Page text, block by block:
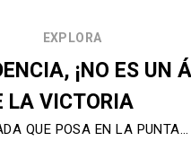
EXPLORA
¡NO ES UN
LA VICTORIA
QUE POSA EN LA PUNTA…